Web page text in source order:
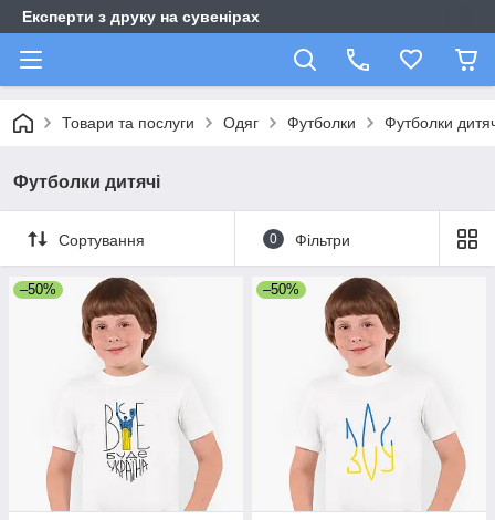
Експерти з друку на сувенірах
Товари та послуги Одяг Футболки Футболки
Футболки дитячі
Сортування 0 Фільтри
–50% –50%